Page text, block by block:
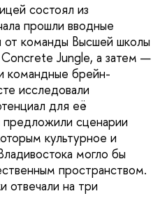
состоял из
прошли вводные
от команды Высшей школы
Jungle, а затем —
командные брейн-
исследовали
для её
предложили сценарии
культурное и
могло бы
пространством.
отвечали на три